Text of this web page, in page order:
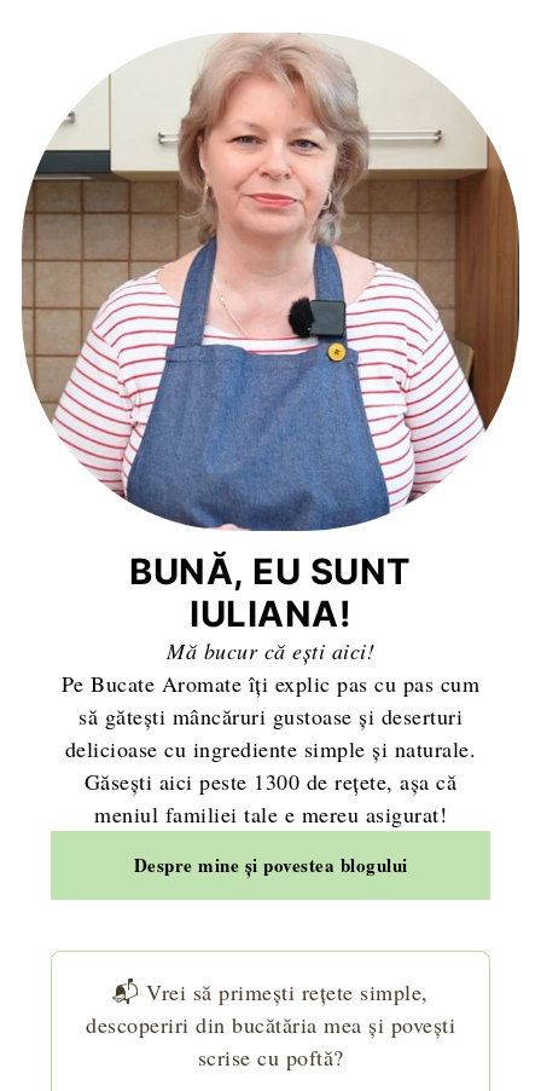
BUNĂ, EU SUNT
IULIANA!
Mă bucur că ești aici!
Pe Bucate Aromate îți explic pas cu pas cum
să gătești mâncăruri gustoase și deserturi
delicioase cu ingrediente simple și naturale.
Găsești aici peste 1300 de rețete, așa că
meniul familiei tale e mereu asigurat!
Despre mine și povestea blogului
📬 Vrei să primești rețete simple,
descoperiri din bucătăria mea și povești
scrise cu poftă?